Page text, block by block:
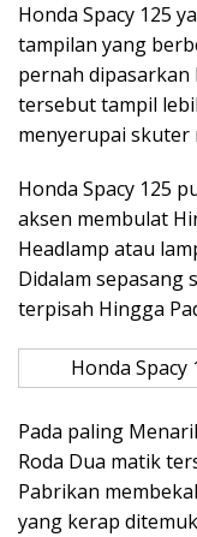
Honda Spacy 125
tampilan yang
pernah dipasarkan
tersebut tampil
menyerupai skuter
Honda Spacy 125
aksen membulat
Headlamp atau
Didalam sepasang
terpisah Hingga
Honda Spacy
Pada paling
Roda Dua matik
Pabrikan
yang kerap